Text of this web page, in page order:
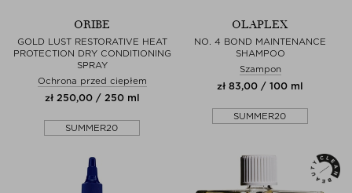
ORIBE
GOLD LUST RESTORATIVE HEAT
PROTECTION DRY CONDITIONING
SPRAY
Ochrona przed ciepłem
zł 250,00 / 250 ml
SUMMER20
OLAPLEX
NO. 4 BOND MAINTENANCE
SHAMPOO
Szampon
zł 83,00 / 100 ml
SUMMER20